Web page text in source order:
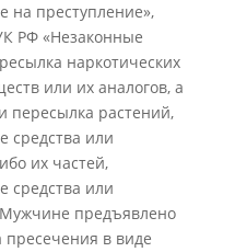
на преступление»,
РФ «Незаконные
наркотических
или их аналогов, а
пересылка растений,
средства или
их частей,
средства или
предъявлено
в виде